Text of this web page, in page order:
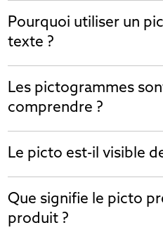
Pourquoi utiliser un
texte ?
Les pictogrammes
comprendre ?
Le picto est-il visible
Que signifie le picto
produit ?